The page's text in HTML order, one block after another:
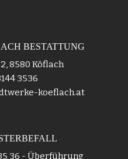
BESTATTUNG
8580 Köflach
3536
koeflach.at
36 - Überführung